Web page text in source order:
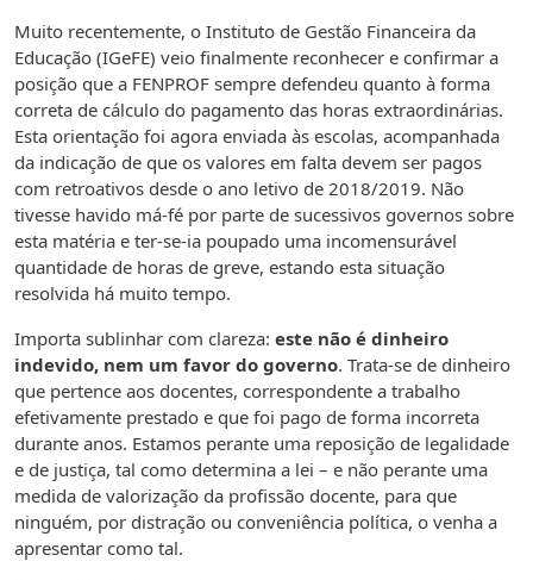
Muito recentemente, o Instituto de Gestão Financeira da
Educação (IGeFE) veio finalmente reconhecer e confirmar a
posição que a FENPROF sempre defendeu quanto à forma
correta de cálculo do pagamento das horas extraordinárias.
Esta orientação foi agora enviada às escolas, acompanhada
da indicação de que os valores em falta devem ser pagos
com retroativos desde o ano letivo de 2018/2019. Não
tivesse havido má-fé por parte de sucessivos governos sobre
esta matéria e ter-se-ia poupado uma incomensurável
quantidade de horas de greve, estando esta situação
resolvida há muito tempo.
Importa sublinhar com clareza: este não é dinheiro
indevido, nem um favor do governo. Trata-se de dinheiro
que pertence aos docentes, correspondente a trabalho
efetivamente prestado e que foi pago de forma incorreta
durante anos. Estamos perante uma reposição de legalidade
e de justiça, tal como determina a lei – e não perante uma
medida de valorização da profissão docente, para que
ninguém, por distração ou conveniência política, o venha a
apresentar como tal.